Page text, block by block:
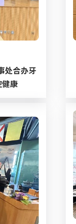
处合办牙
康